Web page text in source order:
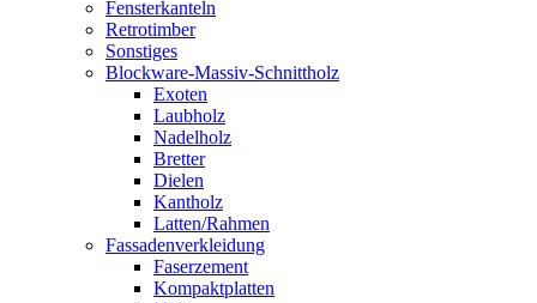
Fensterkanteln
Retrotimber
Sonstiges
Blockware-Massiv-Schnittholz
Exoten
Laubholz
Nadelholz
Bretter
Dielen
Kantholz
Latten/Rahmen
Fassadenverkleidung
Faserzement
Kompaktplatten